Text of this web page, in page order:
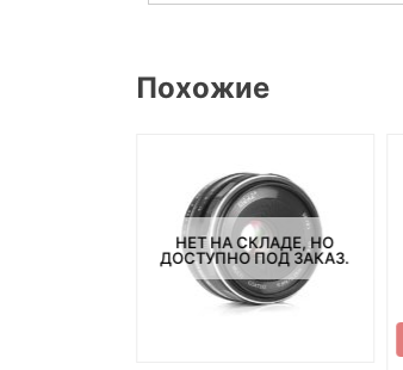
Похожие
НЕТ НА СКЛАДЕ, НО
ДОСТУПНО ПОД ЗАКАЗ.